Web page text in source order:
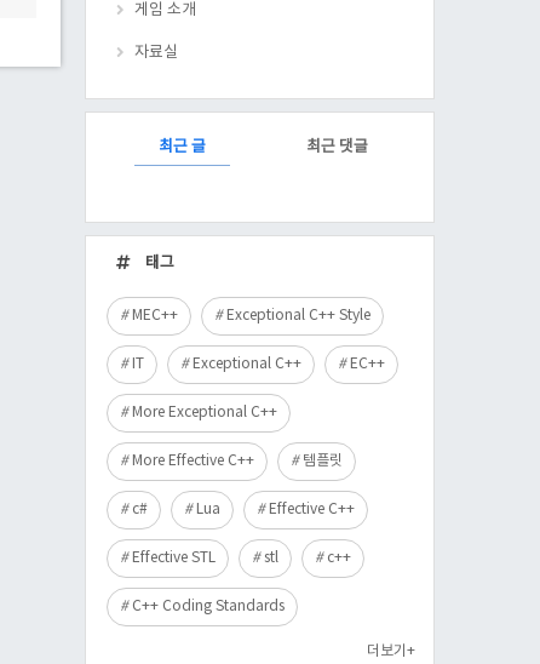
게임 소개
자료실
RECENTLY최근 글 최근 댓글
근
글
태그
MEC++ Exceptional C++ Style
IT Exceptional C++ EC++
More Exceptional C++
More Effective C++ 템플릿
c# Lua Effective C++
Effective STL stl c++
C++ Coding Standards
더보기+